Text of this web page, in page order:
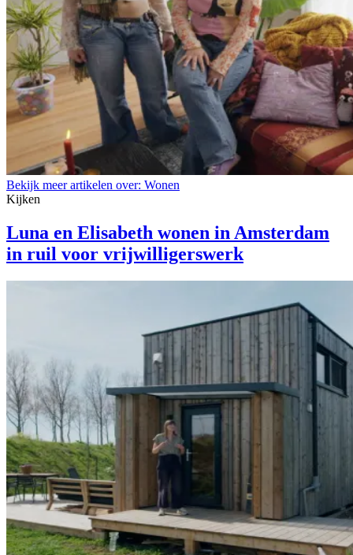
Bekijk meer artikelen over: Wonen
Kijken
Luna en Elisabeth wonen in Amsterdam
in ruil voor vrijwilligerswerk